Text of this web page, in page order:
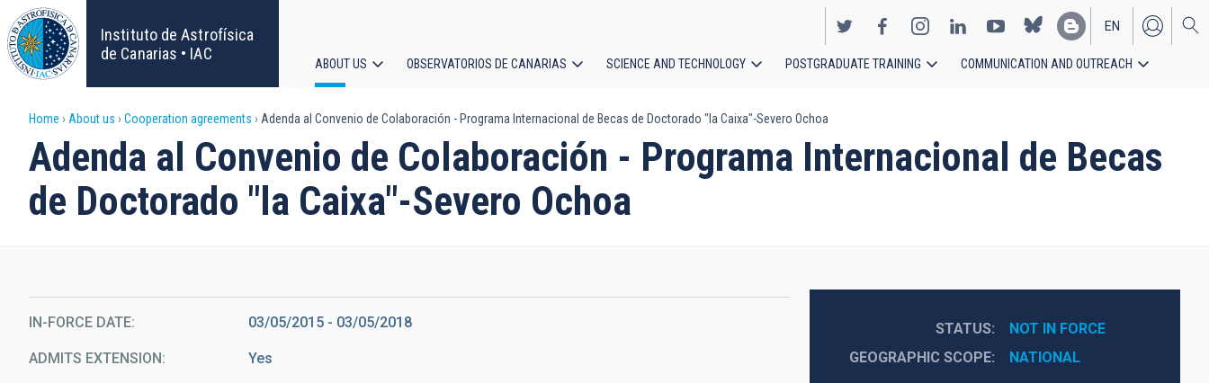
Skip
to
main
content
Instituto de Astrofísica
de Canarias • IAC
EN
ES
Main
navigation
ABOUT US OBSERVATORIOS DE CANARIAS SCIENCE AND TECHNOLOGY POSTGRADUATE TRAINING COMMUNICATION AND OUTREACH
Breadcrumb
Home About us Cooperation agreements Adenda al Convenio de Colaboración - Programa Internacional de Becas de Doctorado "la Caixa"-Severo Ochoa
Adenda al Convenio de Colaboración - Programa Internacional de Becas
de Doctorado "la Caixa"-Severo Ochoa
IN-FORCE DATE 03/05/2015 - 03/05/2018
ADMITS EXTENSION Yes
STATUS
NOT IN FORCE
GEOGRAPHIC SCOPE
NATIONAL